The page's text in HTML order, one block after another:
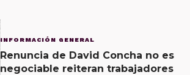
INFORMACIÓN GENERAL
Renuncia de David Concha no es
negociable reiteran trabajadores